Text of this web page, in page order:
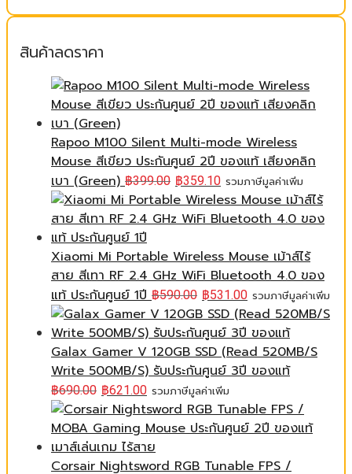
สินค้าลดราคา
Rapoo M100 Silent Multi-mode Wireless
Mouse สีเขียว ประกันศูนย์ 2ปี ของแท้ เสียงคลิก
เบา (Green) ฿399.00 ฿359.10 รวมภาษีมูลค่าเพิ่ม
Xiaomi Mi Portable Wireless Mouse เม้าส์ไร้
สาย สีเทา RF 2.4 GHz WiFi Bluetooth 4.0 ของ
แท้ ประกันศูนย์ 1ปี ฿590.00 ฿531.00 รวมภาษีมูลค่าเพิ่ม
Galax Gamer V 120GB SSD (Read 520MB/S
Write 500MB/S) รับประกันศูนย์ 3ปี ของแท้
฿690.00 ฿621.00 รวมภาษีมูลค่าเพิ่ม
Corsair Nightsword RGB Tunable FPS /